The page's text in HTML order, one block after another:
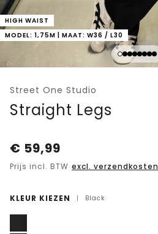
HIGH WAIST
MODEL: 1,75M | MAAT: W36 / L30
Street One Studio
Straight Legs
€ 59,99
Prijs incl. BTW excl. verzendkosten
KLEUR KIEZEN | Black